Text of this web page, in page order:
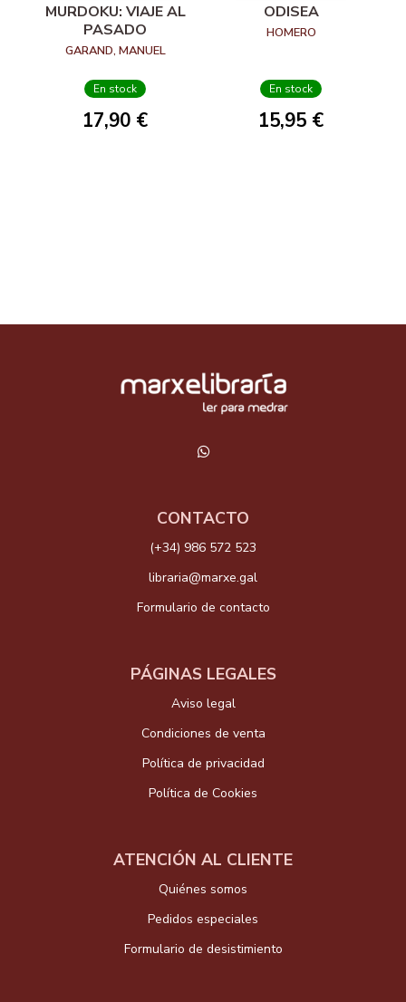
MURDOKU: VIAJE AL
PASADO
GARAND, MANUEL
En stock
17,90 €
ODISEA
HOMERO
En stock
15,95 €
CONTACTO
(+34) 986 572 523
libraria@marxe.gal
Formulario de contacto
PÁGINAS LEGALES
Aviso legal
Condiciones de venta
Política de privacidad
Política de Cookies
ATENCIÓN AL CLIENTE
Quiénes somos
Pedidos especiales
Formulario de desistimiento